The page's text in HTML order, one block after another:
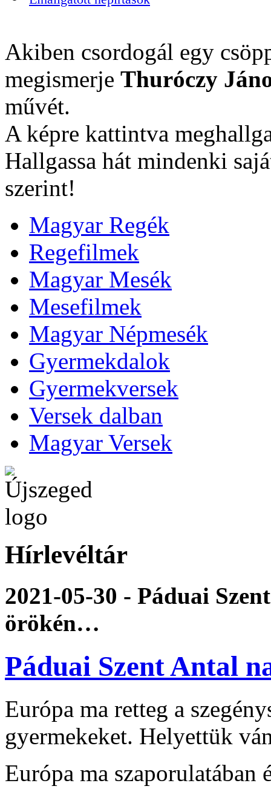
Akiben csordogál egy
megismerje Thuróczy
művét.
A képre kattintva
Hallgassa hát mindenki
szerint!
Magyar Regék
Regefilmek
Magyar Mesék
Mesefilmek
Magyar Népmesék
Gyermekdalok
Gyermekversek
Versek dalban
Magyar Versek
Hírlevéltár
2021-05-30 - Páduai
örökén…
Páduai Szent Antal
Európa ma retteg a
gyermekeket. Helyettük
Európa ma szaporulatában